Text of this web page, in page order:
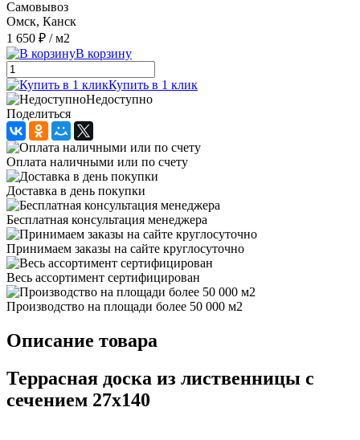
Самовывоз
Омск, Канск
1 650 ₽ / м2
В корзину
Купить в 1 клик
Недоступно
Поделиться
Оплата наличными или по счету
Доставка в день покупки
Бесплатная консультация менеджера
Принимаем заказы на сайте круглосуточно
Весь ассортимент сертифицирован
Производство на площади более 50 000 м2
Описание товара
Террасная доска из лиственницы с
сечением 27x140